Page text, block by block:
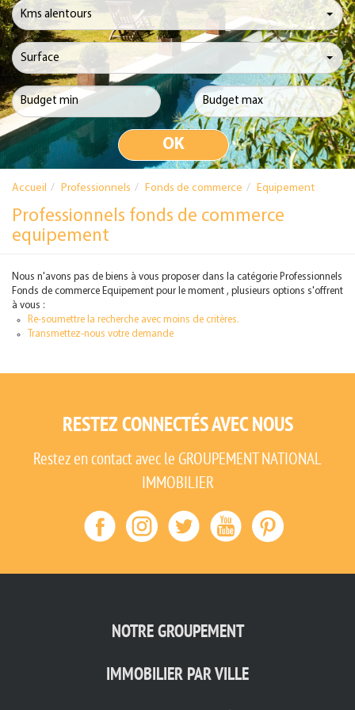
Kms alentours
Surface
Accueil Professionnels Fonds de commerce Equipement
Professionnels fonds de commerce
equipement
Nous n'avons pas de biens à vous proposer dans la catégorie Professionnels
Fonds de commerce Equipement pour le moment , plusieurs options s'offrent
à vous :
Re-soumettre la recherche avec moins de critères.
Transmettez-nous votre demande
RESTEZ CONNECTÉS AVEC NOUS
Restez en contact avec le GROUPEMENT NATIONAL
IMMOBILIER
NOTRE GROUPEMENT
IMMOBILIER PAR VILLE